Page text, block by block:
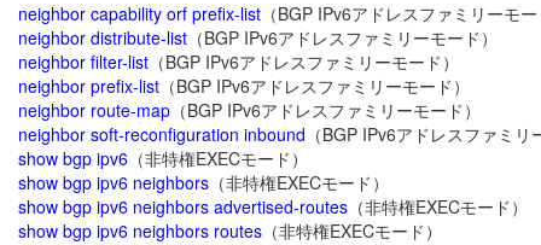
neighbor capability orf prefix-list （BGP IPv6アドレスファミリーモ
neighbor distribute-list （BGP IPv6アドレスファミリーモード）
neighbor filter-list （BGP IPv6アドレスファミリーモード）
neighbor prefix-list （BGP IPv6アドレスファミリーモード）
neighbor route-map （BGP IPv6アドレスファミリーモード）
neighbor soft-reconfiguration inbound （BGP IPv6アドレスファミリ
show bgp ipv6 （非特権EXECモード）
show bgp ipv6 neighbors （非特権EXECモード）
show bgp ipv6 neighbors advertised-routes （非特権EXECモード）
show bgp ipv6 neighbors routes （非特権EXECモード）